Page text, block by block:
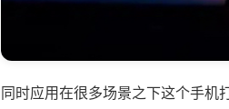
同时应用在很多场景之下这个手机